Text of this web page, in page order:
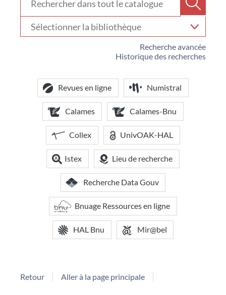
Recherche avancée
Historique des recherches
votre
bibliothèque
Revues en ligne Numistral
Calames Calames-Bnu
Collex UnivOAK-HAL
Istex Lieu de recherche
Recherche Data Gouv
Bnuage Ressources en ligne
HAL Bnu Mir@bel
Retour Aller à la page principale